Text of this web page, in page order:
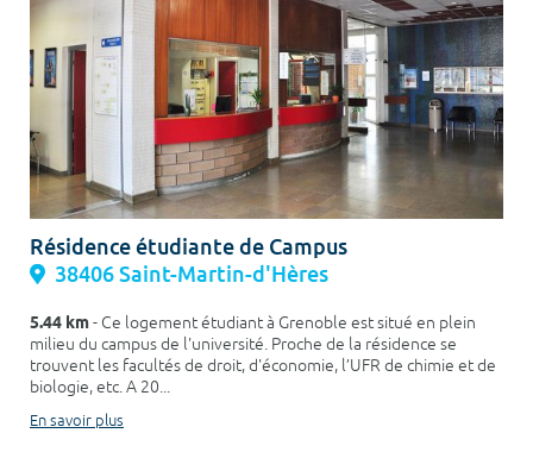
Résidence étudiante de Campus
38406 Saint-Martin-d'Hères
5.44 km- Ce logement étudiant à Grenoble est situé en plein
milieu du campus de l'université. Proche de la résidence se
trouvent les facultés de droit, d'économie, l’UFR de chimie et de
biologie, etc. A 20...
En savoir plus